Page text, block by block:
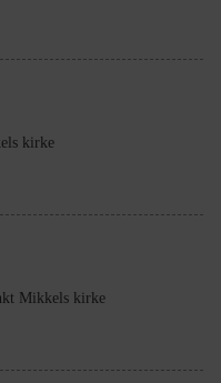
kirke
Mikkels kirke